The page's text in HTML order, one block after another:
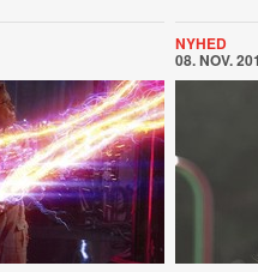
NYHED
08. NOV.